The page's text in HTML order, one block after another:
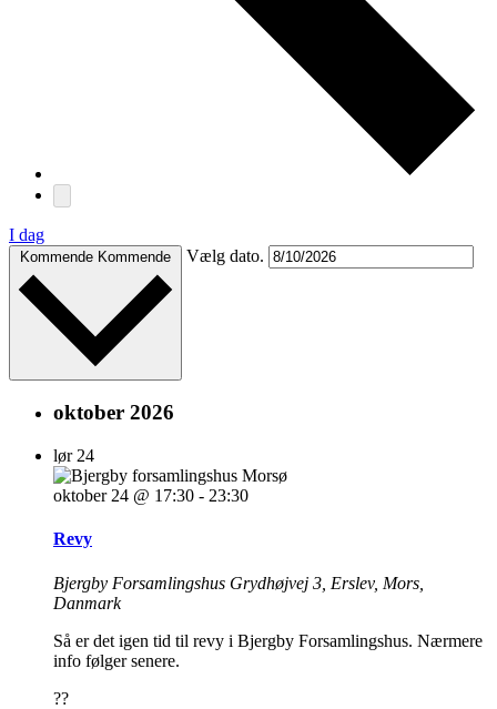
I dag
Kommende Kommende Vælg dato.
oktober 2026
lør 24
oktober 24 @ 17:30 - 23:30
Revy
Bjergby Forsamlingshus Grydhøjvej 3, Erslev, Mors,
Danmark
Så er det igen tid til revy i Bjergby Forsamlingshus. Nærmere
info følger senere.
??